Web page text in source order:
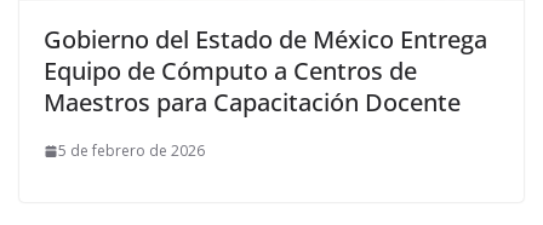
Gobierno del Estado de México Entrega
Equipo de Cómputo a Centros de
Maestros para Capacitación Docente
5 de febrero de 2026